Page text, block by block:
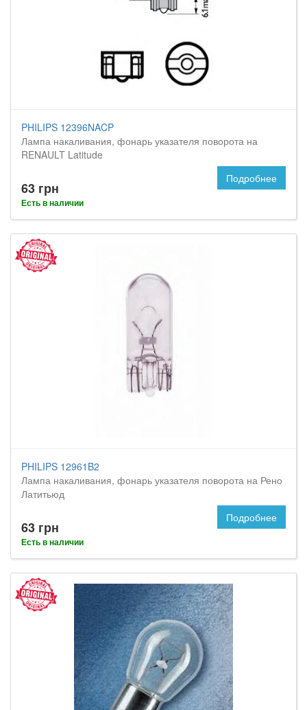
PHILIPS 12396NACP
Лампа накаливания, фонарь указателя поворота на
RENAULT Latitude
63 грн
Есть в наличии
Подробнее
PHILIPS 12961B2
Лампа накаливания, фонарь указателя поворота на Рено
Латитьюд
63 грн
Есть в наличии
Подробнее